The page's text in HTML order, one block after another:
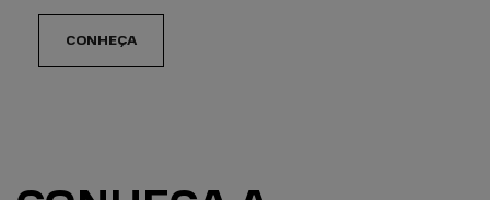
CONHEÇA